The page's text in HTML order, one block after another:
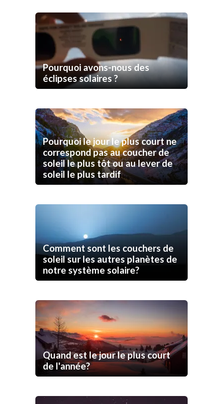
Pourquoi avons-nous des
éclipses solaires ?
Pourquoi le jour le plus court ne
correspond pas au coucher de
soleil le plus tôt ou au lever de
soleil le plus tardif
Comment sont les couchers de
soleil sur les autres planètes de
notre système solaire?
Quand est le jour le plus court
de l'année?